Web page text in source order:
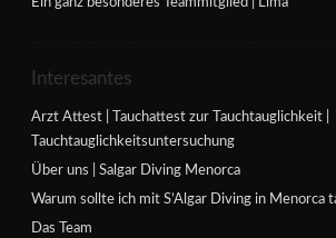
Interesantes
Arzt Attest | Tauchattest zur Tauchtauglichkeit |
Tauchtauglichkeitsuntersuchung
Über uns | Salgar Diving Menorca
Warum sollte ich mit S’Algar Diving in Menorca
Das Team